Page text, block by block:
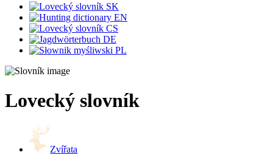
SK
EN
CS
DE
PL
Lovecký slovník
Zvířata